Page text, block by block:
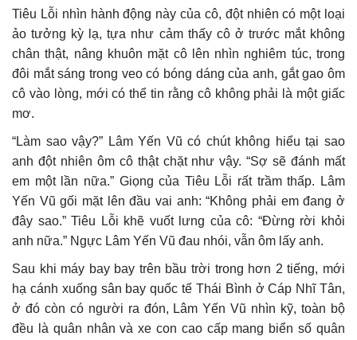
Tiêu Lỗi nhìn hành động này của cô, đột nhiên có một loại
ảo tưởng kỳ lạ, tựa như cảm thấy cô ở trước mắt không
chân thật, nâng khuôn mặt cô lên nhìn nghiêm túc, trong
đôi mắt sáng trong veo có bóng dáng của anh, gắt gao ôm
cô vào lòng, mới có thể tin rằng cô không phải là một giấc
mơ.
“Làm sao vậy?” Lâm Yến Vũ có chút không hiểu tại sao
anh đột nhiên ôm cô thật chặt như vậy. “Sợ sẽ đánh mất
em một lần nữa.” Giọng của Tiêu Lỗi rất trầm thấp. Lâm
Yến Vũ gối mặt lên đầu vai anh: “Không phải em đang ở
đây sao.” Tiêu Lỗi khẽ vuốt lưng của cô: “Đừng rời khỏi
anh nữa.” Ngực Lâm Yến Vũ đau nhói, vẫn ôm lấy anh.
Sau khi máy bay bay trên bầu trời trong hơn 2 tiếng, mới
hạ cánh xuống sân bay quốc tế Thái Bình ở Cáp Nhĩ Tân,
ở đó còn có người ra đón, Lâm Yến Vũ nhìn kỹ, toàn bộ
đều là quân nhân và xe con cao cấp mang biển số quân